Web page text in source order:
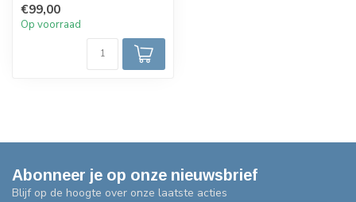
interieur s...
€99,00
Op voorraad
Abonneer je op onze nieuwsbrief
Blijf op de hoogte over onze laatste acties